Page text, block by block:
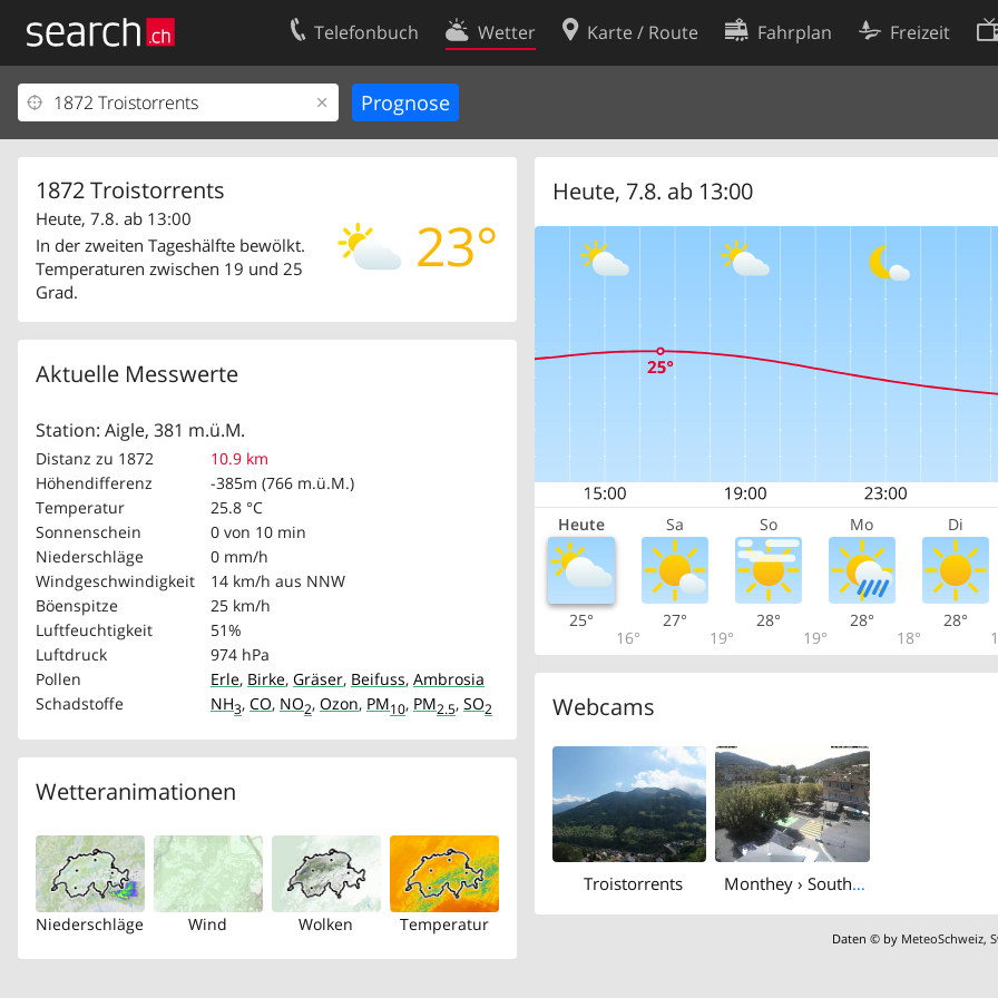
Telefonbuch Wetter Karte / Route Fahrplan Freizeit
1872 Troistorrents
23°
Heute, 7.8. ab 13:00
In der zweiten Tageshälfte bewölkt.
Temperaturen zwischen 19 und 25
Grad.
Aktuelle Messwerte
Station: Aigle, 381 m.ü.M.
Distanz zu 1872
10.9 km
Höhendifferenz
-385m (766 m.ü.M.)
Temperatur
25.8 °C
Sonnenschein
0 von 10 min
Niederschläge
0 mm/h
Windgeschwindigkeit
14 km/h aus NNW
Böenspitze
25 km/h
Luftfeuchtigkeit
51%
Luftdruck
974 hPa
Pollen
Erle, Birke, Gräser, Beifuss, Ambrosia
Schadstoffe
NH3, CO, NO2, Ozon, PM10, PM2.5, SO2
Wetteranimationen
Niederschläge Wind Wolken Temperatur
Heute, 7.8. ab 13:00
Heute Sa So Mo Di
25°
16°
27°
19°
28°
19°
28°
18°
28°
Webcams
Troistorrents Monthey › South-west: Apéro folklorique montheysan - Place Centrale
Daten © by MeteoSchweiz,
Ihr Eintrag
Kundencenter Geschäftskunden
Kontakt
Nutzungsbedingungen
Cookie-Einstellungen